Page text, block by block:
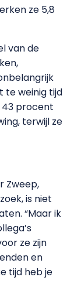
ze 5,8
van de
te weinig tijd
43 procent
terwijl ze
Zweep,
is niet
“Maar ik
ze zijn
en
tijd heb je